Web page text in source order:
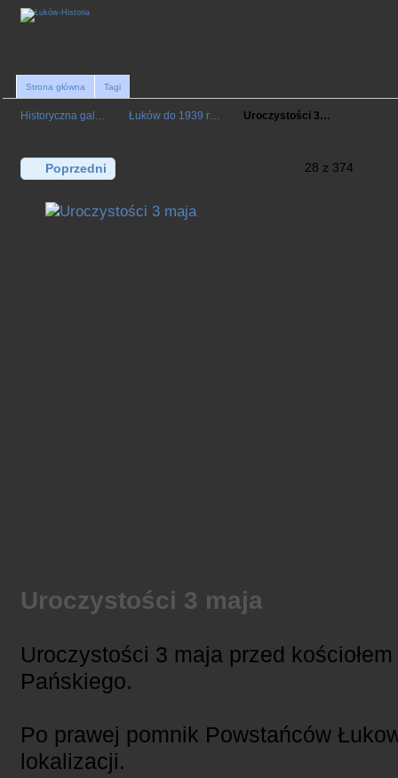
Strona główna Tagi
Historyczna gal… Łuków do 1939 r… Uroczystości 3…
Poprzedni 28 z 374
Uroczystości 3 maja
Uroczystości 3 maja przed
Pańskiego.
Po prawej pomnik Powstańców
lokalizacji.